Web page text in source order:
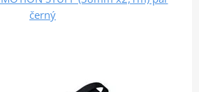
černý